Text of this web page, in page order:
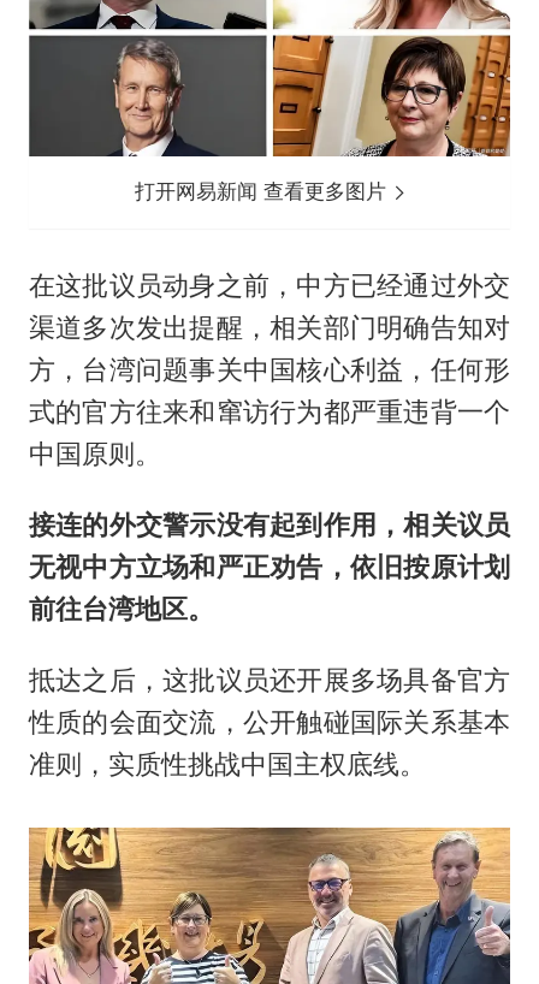
打开网易新闻 查看更多图片
在这批议员动身之前，中方已经通过外交
渠道多次发出提醒，相关部门明确告知对
方，台湾问题事关中国核心利益，任何形
式的官方往来和窜访行为都严重违背一个
中国原则。
接连的外交警示没有起到作用，相关议员
无视中方立场和严正劝告，依旧按原计划
前往台湾地区。
抵达之后，这批议员还开展多场具备官方
性质的会面交流，公开触碰国际关系基本
准则，实质性挑战中国主权底线。